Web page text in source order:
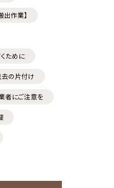
作業】
ために
の片付け
者にご注意を